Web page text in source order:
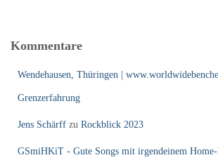
Kommentare
Wendehausen, Thüringen |
Grenzerfahrung
Jens Schärff zu Rockblick 2023
GSmiHKiT - Gute Songs mit irgendeinem